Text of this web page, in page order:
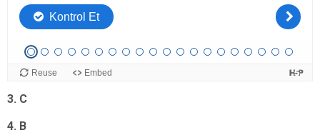
Cevap Anahtarı
1. C
2. A
3. C
4. B